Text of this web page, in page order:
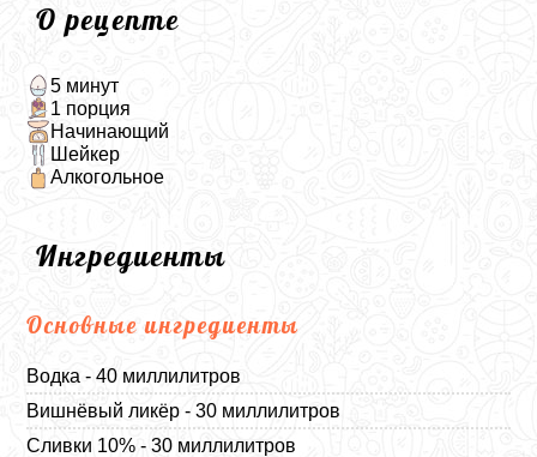
О рецепте
5 минут
1 порция
Начинающий
Шейкер
Алкогольное
Ингредиенты
Основные ингредиенты
Водка - 40 миллилитров
Вишнёвый ликёр - 30 миллилитров
Сливки 10% - 30 миллилитров